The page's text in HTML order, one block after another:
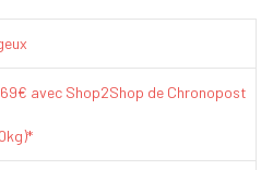
avec Shop2Shop de Chronopost